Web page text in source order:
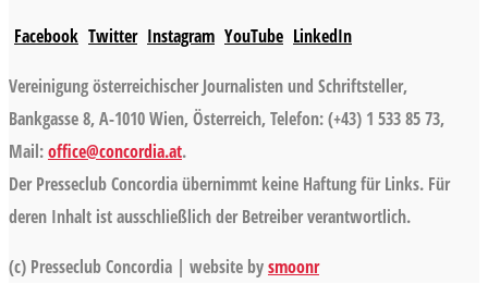
Facebook Twitter Instagram YouTube LinkedIn
Vereinigung österreichischer Journalisten und Schriftsteller,
Bankgasse 8, A-1010 Wien, Österreich, Telefon: (+43) 1 533 85 73,
Mail:office@concordia.at.
Der Presseclub Concordia übernimmt keine Haftung für Links. Für
deren Inhalt ist ausschließlich der Betreiber verantwortlich.
(c) Presseclub Concordia | website bysmoonr